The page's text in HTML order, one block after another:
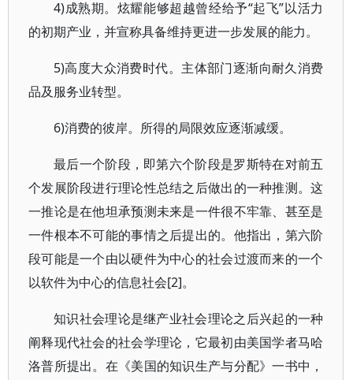
4)成熟期。炫耀能够超越曾经给予“起飞”以活力
的初期产业，并宣称具备维持更进一步发展的能力。
5)高度大众消费时代。主体部门逐渐向耐久消费
品及服务业转型。
6)消费的彼岸。所得的局限效应逐渐减缓。
最后一个阶段，即第六个阶段是罗斯特在对前五
个发展阶段进行理论性总结之后做出的一种推测。这
一推论是在他坦承预测未来是一件很不牢靠、甚至是
一件根本不可能的事情之后提出的。他指出，第六阶
段可能是一个由以硬件为中心的社会过渡而来的一个
以软件为中心的信息社会[2]。
知识社会理论是继产业社会理论之后兴起的一种
阐释现代社会的社会学理论，它最初由美国学者马哈
洛普所提出。在《美国的知识生产与分配》一书中，